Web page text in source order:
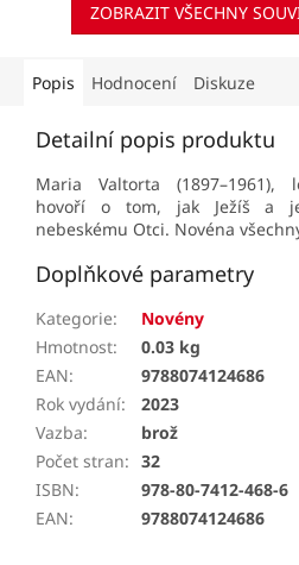
ZOBRAZIT VŠECHNY
Popis Hodnocení Diskuze
Detailní popis produktu
Maria Valtorta (1897–1961),
hovoří o tom, jak Ježíš a
nebeskému Otci. Novéna
Doplňkové parametry
Kategorie:
Novény
Hmotnost:
0.03 kg
EAN:
9788074124686
Rok vydání:
2023
Vazba:
brož
Počet stran: 32
ISBN:
978-80-7412-468-6
EAN: 9788074124686